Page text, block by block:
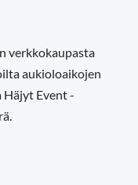
verkkokaupasta
aukioloaikojen
Event -